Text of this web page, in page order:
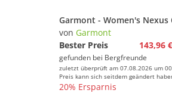
von Garmont
Bester Preis
143,96 €
gefunden bei Bergfreunde
zuletzt überprüft am 07.08.2026 um
Preis kann sich seitdem geändert
20% Ersparnis